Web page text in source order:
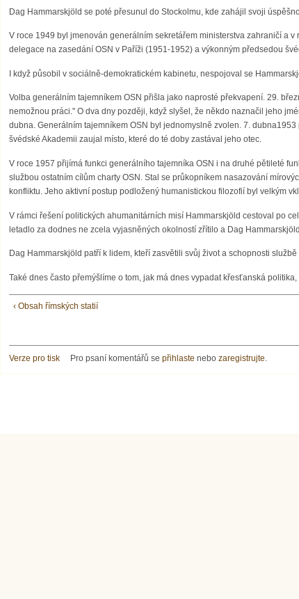
Dag Hammarskjöld se poté přesunul do Stockolmu, kde zahájil svoji
V roce 1949 byl jmenován generálním sekretářem ministerstva zahraničí a
delegace na zasedání OSN v Paříži (1951-1952) a výkonným předsedou
I když působil v sociálně-demokratickém kabinetu, nespojoval se
Volba generálním tajemníkem OSN přišla jako naprosté překvapení. 29.
nemožnou práci." O dva dny později, když slyšel, že někdo naznačil jeho
dubna. Generálním tajemníkem OSN byl jednomyslně zvolen. 7.
švédské Akademii zaujal místo, které do té doby zastával jeho otec.
V roce 1957 přijímá funkci generálního tajemníka OSN i na druhé pětileté
službou ostatním cílům charty OSN. Stal se průkopníkem nasazování
konfliktu. Jeho aktivní postup podložený humanistickou filozofií byl velkým
V rámci řešení politických ahumanitárních misí Hammarskjöld cestoval po
letadlo za dodnes ne zcela vyjasněných okolností zřítilo a Dag
Dag Hammarskjöld patří k lidem, kteří zasvětili svůj život a schopnosti
Také dnes často přemýšlíme o tom, jak má dnes vypadat křesťanská
‹ Obsah římských statií
Verze pro tisk Pro psaní komentářů sepřihlaste nebozaregistrujte